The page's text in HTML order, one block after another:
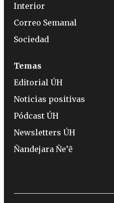
Interior
Correo Semanal
Sociedad
Temas
Editorial ÚH
Noticias positivas
Pódcast ÚH
Newsletters ÚH
Ñandejara Ñe’ẽ